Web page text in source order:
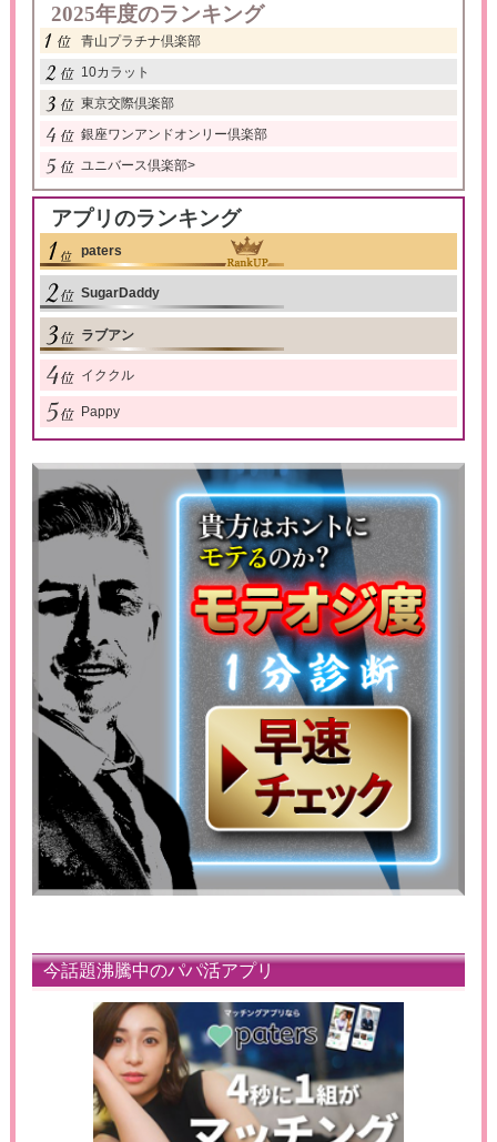
2025年度のランキング
青山プラチナ倶楽部
10カラット
東京交際倶楽部
銀座ワンアンドオンリー倶楽部
ユニバース倶楽部>
アプリのランキング
paters
SugarDaddy
ラブアン
イククル
Pappy
今話題沸騰中のパパ活アプリ